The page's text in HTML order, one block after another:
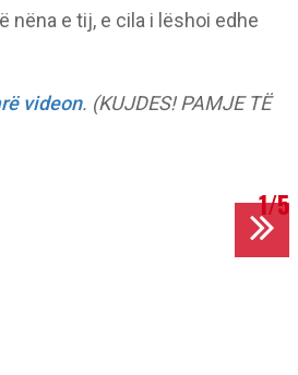
nëna e tij, e cila i lëshoi edhe
videon. (KUJDES! PAMJE TË
1/5